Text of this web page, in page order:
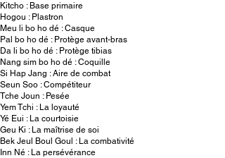
Kitcho : Base primaire
Hogou : Plastron
Meu li bo ho dé : Casque
Pal bo ho dé : Protège avant-bras
Da li bo ho dé : Protège tibias
Nang sim bo ho dé : Coquille
Si Hap Jang : Aire de combat
Seun Soo : Compétiteur
Tche Joun : Pesée
Yem Tchi : La loyauté
Yé Eui : La courtoisie
Geu Ki : La maîtrise de soi
Bek Jeul Boul Goul : La combativité
Inn Né : La persévérance